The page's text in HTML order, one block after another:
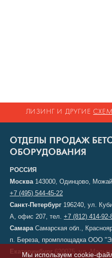
ЛИЗИНГ И ДРУГИЕ
ОТДЕЛЫ ПРОДАЖ
ОБОРУДОВАНИЯ
РОССИЯ
Москва143000, Одинцово,
+7 (495) 544-45-22
Санкт-Петербург 196240, ул.
А, офис 207, тел. +7 (812) 414-92-
СамараСамарская обл.,
п. Береза, промплощадка ООО
Екатеринбург 620075, ул.
Мы используем cookie-